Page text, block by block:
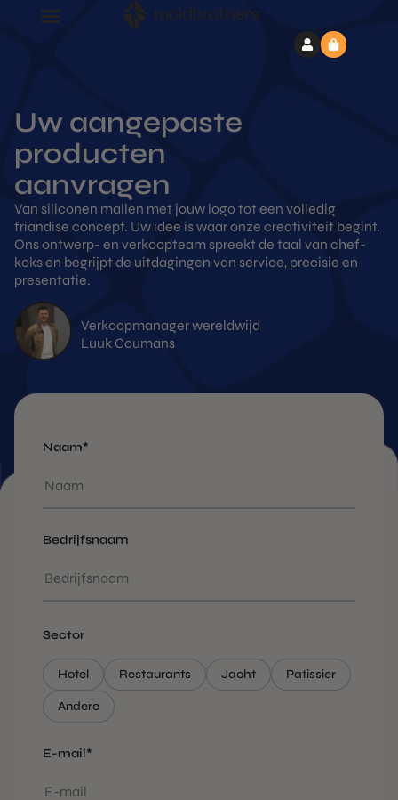
Uw aangepaste
producten
aanvragen
Van siliconen mallen met jouw logo tot een volledig
friandise concept. Uw idee is waar onze creativiteit begint.
Ons ontwerp- en verkoopteam spreekt de taal van chef-
koks en begrijpt de uitdagingen van service, precisie en
presentatie.
Verkoopmanager wereldwijd
Luuk Coumans
Naam*
Bedrijfsnaam
Sector
Hotel Restaurants Jacht Patissier
Andere
E-mail*